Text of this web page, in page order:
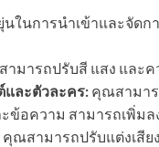
นการนำเข้าและจัดกา
มารถปรับสี แสง และค
และตัวละคร: คุณสามาร
ะข้อความ สามารถเพิ่ม
คุณสามารถปรับแต่งเสีย